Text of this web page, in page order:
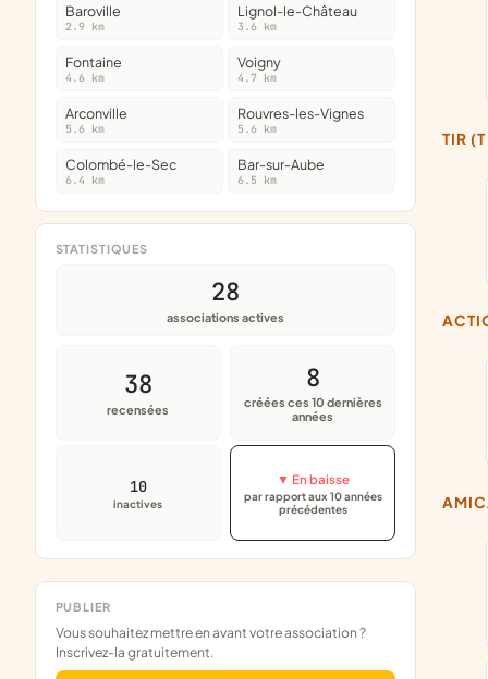
STATISTIQUES
28
associations actives
38
recensées
8
créées ces 10 dernières
années
10
inactives
▼ En baisse
par rapport aux 10 années
précédentes
PUBLIER
Vous souhaitez mettre en avant votre association ?
Inscrivez-la gratuitement.
TIR
Baroville
2.9 km
Lignol-le-Château
3.6 km
Fontaine
4.6 km
Voigny
4.7 km
Arconville
5.6 km
Rouvres-les-Vignes
5.6 km
Colombé-le-Sec
6.4 km
Bar-sur-Aube
6.5 km